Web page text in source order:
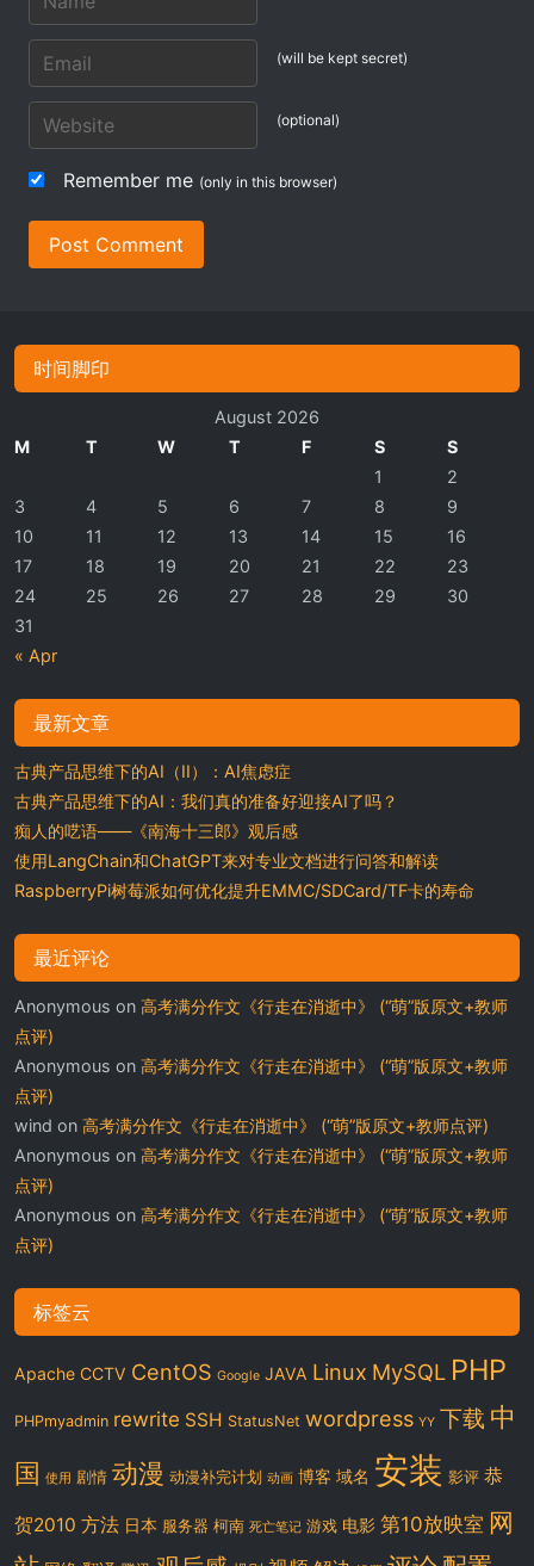
(will be kept secret)
(optional)
Remember me (only in this browser)
Post Comment
时间脚印
August 2026
M
T W T F S S
« Apr
1
2
3
4 5 6 7 8
9
10
11 12 13 14 15
16
17
18 19 20 21 22
23
24
25 26 27 28 29
30
31
最新文章
古典产品思维下的AI（II）：AI焦虑症
古典产品思维下的AI：我们真的准备好迎接AI了吗？
痴人的呓语——《南海十三郎》观后感
使用LangChain和ChatGPT来对专业文档进行问答和解读
RaspberryPi树莓派如何优化提升EMMC/SDCard/TF卡的寿命
最近评论
Anonymous on 高考满分作文《行走在消逝中》 (“萌”版原文+教师
点评)
Anonymous on 高考满分作文《行走在消逝中》 (“萌”版原文+教师
点评)
wind on 高考满分作文《行走在消逝中》 (“萌”版原文+教师点评)
Anonymous on 高考满分作文《行走在消逝中》 (“萌”版原文+教师
点评)
Anonymous on 高考满分作文《行走在消逝中》 (“萌”版原文+教师
点评)
标签云
Apache CCTV CentOS Google JAVA Linux MySQL PHP
PHPmyadmin rewrite SSH StatusNet wordpress YY 下载 中
国 使用 剧情 动漫 动漫补完计划 动画 博客 域名 安装 影评 恭
贺2010 方法 日本 服务器 柯南 死亡笔记 游戏 电影 第10放映室 网